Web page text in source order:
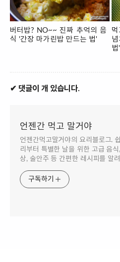
버터밥? NO~~ 진짜 추억의 음
식 '간장 마가린밥 만드는 법'
법'
✔ 댓글이 개 있습니다.
언젠간 먹고 말거야
언젠간먹고말거야의 요리블로그.
리부터 특별한 날을 위한 고급 음식
상, 술안주 등 간편한 레시피를 알
구독하기